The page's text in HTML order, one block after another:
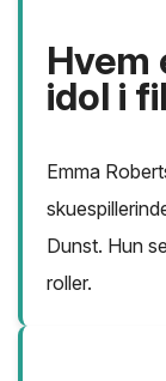
Hvem
idol i
Emma
Dunst. Hun
roller.